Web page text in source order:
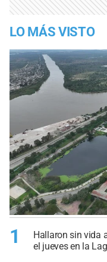
LO MÁS VISTO
1
Hallaron sin vida
el jueves en la